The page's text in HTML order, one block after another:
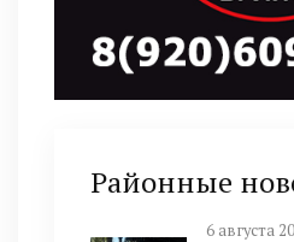
Районные
6 августа